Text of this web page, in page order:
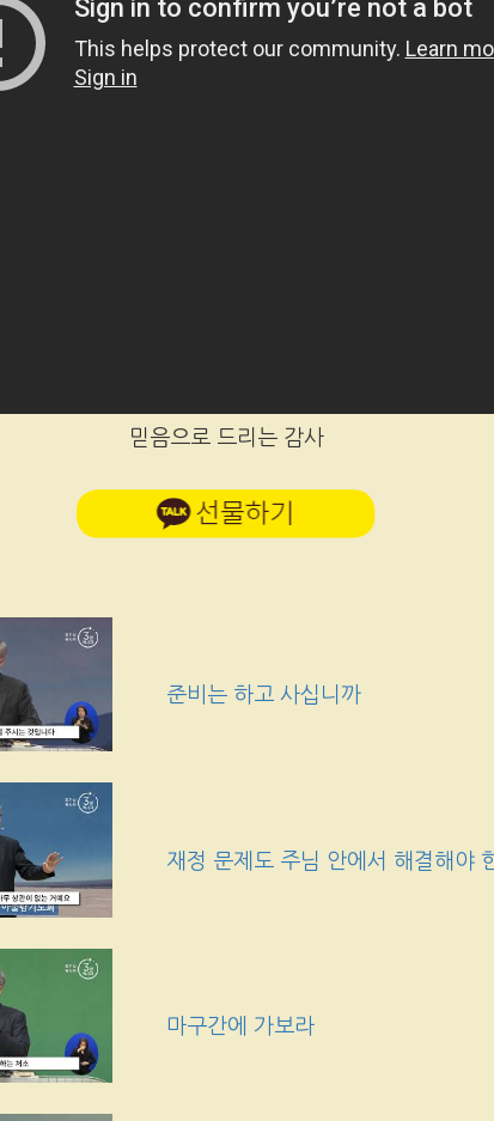
믿음으로 드리는 감사
준비는 하고 사십니까
재정 문제도 주님 안에서 해결해야
마구간에 가보라